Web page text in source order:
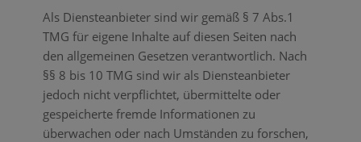
Als Diensteanbieter sind wir gemäß § 7 Abs.1
TMG für eigene Inhalte auf diesen Seiten nach
den allgemeinen Gesetzen verantwortlich. Nach
§§ 8 bis 10 TMG sind wir als Diensteanbieter
jedoch nicht verpflichtet, übermittelte oder
gespeicherte fremde Informationen zu
überwachen oder nach Umständen zu forschen,